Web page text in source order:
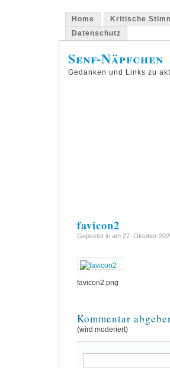
Home Kritische
Datenschutz
Senf-Näpfchen
Gedanken und Links zu
favicon2
Gepostet in am 27. Oktober
favicon2.png
Kommentar
(wird moderiert)